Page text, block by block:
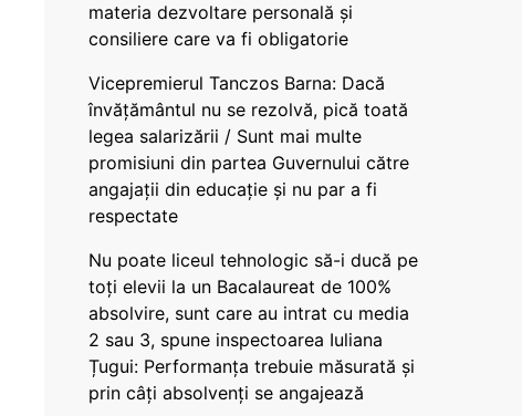
materia dezvoltare personală și
consiliere care va fi obligatorie
Vicepremierul Tanczos Barna: Dacă
învățământul nu se rezolvă, pică toată
legea salarizării / Sunt mai multe
promisiuni din partea Guvernului către
angajații din educație și nu par a fi
respectate
Nu poate liceul tehnologic să-i ducă pe
toți elevii la un Bacalaureat de 100%
absolvire, sunt care au intrat cu media
2 sau 3, spune inspectoarea Iuliana
Țugui: Performanța trebuie măsurată și
prin câți absolvenți se angajează